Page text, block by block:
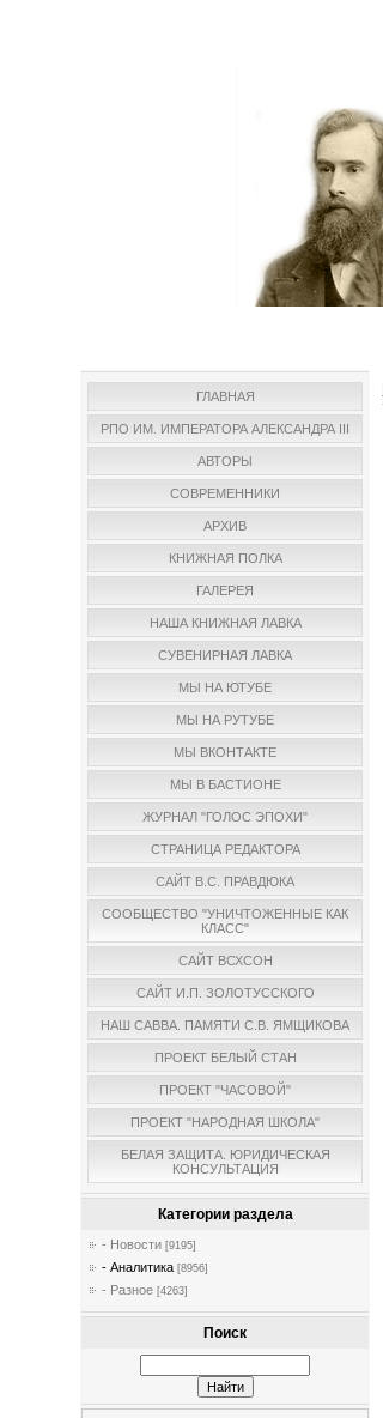
ГЛАВНАЯ
РПО ИМ. ИМПЕРАТОРА АЛЕКСАНДРА III
АВТОРЫ
СОВРЕМЕННИКИ
АРХИВ
КНИЖНАЯ ПОЛКА
ГАЛЕРЕЯ
НАША КНИЖНАЯ ЛАВКА
СУВЕНИРНАЯ ЛАВКА
МЫ НА ЮТУБЕ
МЫ НА РУТУБЕ
МЫ ВКОНТАКТЕ
МЫ В БАСТИОНЕ
ЖУРНАЛ "ГОЛОС ЭПОХИ"
СТРАНИЦА РЕДАКТОРА
САЙТ В.С. ПРАВДЮКА
СООБЩЕСТВО "УНИЧТОЖЕННЫЕ КАК
КЛАСС"
САЙТ ВСХСОН
САЙТ И.П. ЗОЛОТУССКОГО
НАШ САВВА. ПАМЯТИ С.В. ЯМЩИКОВА
ПРОЕКТ БЕЛЫЙ СТАН
ПРОЕКТ "ЧАСОВОЙ"
ПРОЕКТ "НАРОДНАЯ ШКОЛА"
БЕЛАЯ ЗАЩИТА. ЮРИДИЧЕСКАЯ
КОНСУЛЬТАЦИЯ
Категории раздела
- Новости [9195]
- Аналитика [8956]
- Разное [4263]
Поиск